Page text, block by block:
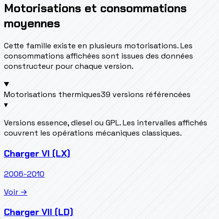
Motorisations et consommations
moyennes
Cette famille existe en plusieurs motorisations. Les
consommations affichées sont issues des données
constructeur pour chaque version.
Motorisations thermiques39 versions référencées
▾
Versions essence, diesel ou GPL. Les intervalles affichés
couvrent les opérations mécaniques classiques.
Charger VI (LX)
2006-2010
Voir →
Charger VII (LD)